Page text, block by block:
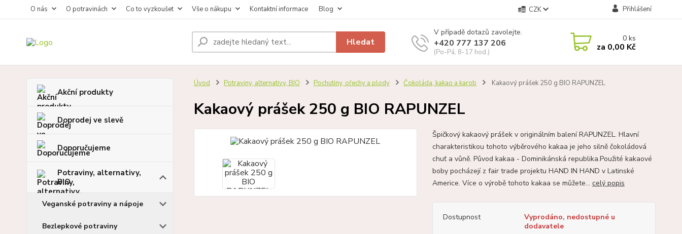
O nás O potravinách Co to vyzkoušet Vše o nákupu Kontaktní informace Blog CZK Přihlášení
Hledat
V případě dotazů zavolejte.
+420 777 137 206
(Po-Pá, 8-17 hod.)
0ks
za 0,00 Kč
Akční produkty
Doprodej ve slevě
Doporučujeme
Potraviny, alternativy,
BIO
Veganské potraviny a nápoje
Bezlepkové potraviny
Úvod Potraviny, alternativy, BIO Pochutiny, ořechy a plody Čokoláda, kakao a karob Kakaový prášek 250 g BIO RAPUNZEL
Kakaový prášek 250 g BIO RAPUNZEL
Špičkový kakaový prášek v originálním balení RAPUNZEL. Hlavní
charakteristikou tohoto výběrového kakaa je jeho silně čokoládová
chuť a vůně. Původ kakaa - Dominikánská republika.Použité kakaové
boby pocházejí z fair trade projektu HAND IN HAND v Latinské
Americe. Více o výrobě tohoto kakaa se můžete... celý popis
Dostupnost
Vyprodáno, nedostupné u
dodavatele